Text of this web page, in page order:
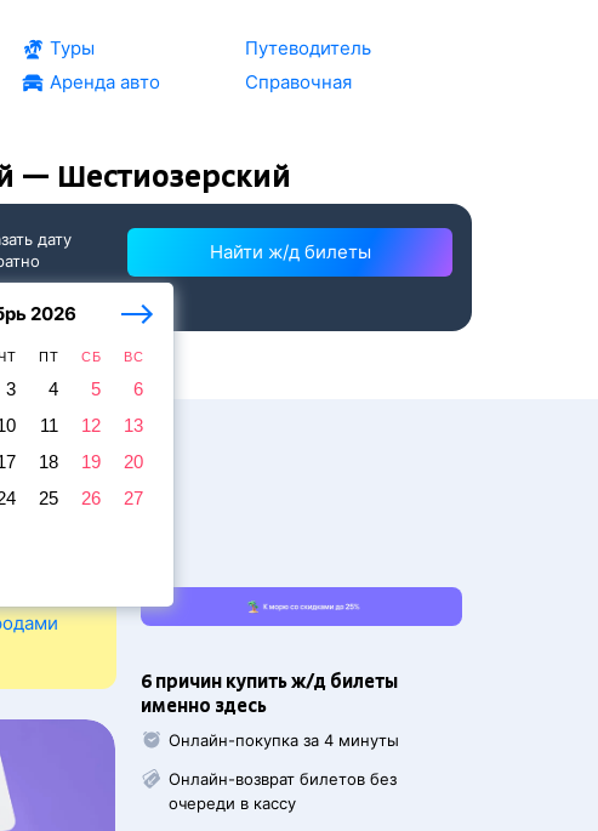
Туры
Аренда авто
Путеводитель
Справочная
— Шестиозерский
2026
ПТ СБ ВС
3 4 5
6
11 12
13
18 19
20
25 26
27
дату
Найти ж/д билеты
6 причин купить ж/д билеты
именно здесь
Онлайн-покупка за 4 минуты
Онлайн-возврат билетов без
очереди в кассу